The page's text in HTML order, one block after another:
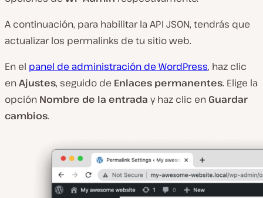
A continuación, para habilitar la API JSON, tendrás que
actualizar los permalinks de tu sitio web.
En el panel de administración de WordPress, haz clic
enAjustes, seguido de Enlaces permanentes. Elige la
opción Nombre de la entrada y haz clic en Guardar
cambios.